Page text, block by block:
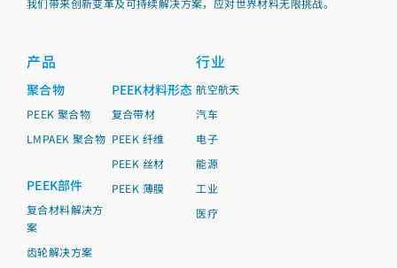
威格斯公司完成管理层收购
威格斯公司管理层收购ICI的PEEK聚合物业务
我们带来创新变革及可持续解决方案，应对世界材料无限挑战。
产品
聚合物
PEEK 聚合物
LMPAEK 聚合物
PEEK部件
复合材料解决方
案
齿轮解决方案
PEEK材料形态
复合带材
PEEK 纤维
PEEK 丝材
PEEK 薄膜
行业
航空航天
汽车
电子
能源
工业
医疗